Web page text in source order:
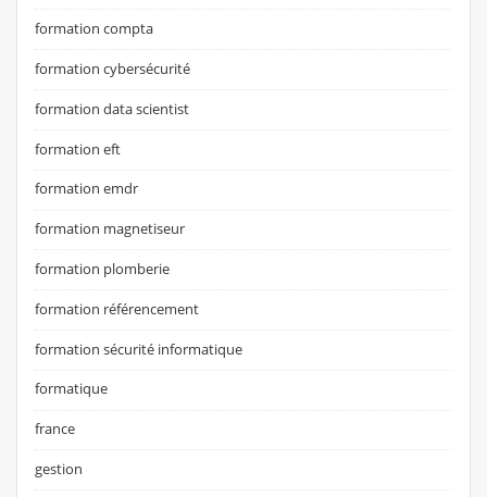
formation compta
formation cybersécurité
formation data scientist
formation eft
formation emdr
formation magnetiseur
formation plomberie
formation référencement
formation sécurité informatique
formatique
france
gestion